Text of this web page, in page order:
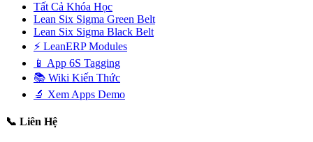
Tất Cả Khóa Học
Lean Six Sigma Green Belt
Lean Six Sigma Black Belt
⚡ LeanERP Modules
📱 App 6S Tagging
📚 Wiki Kiến Thức
🔬 Xem Apps Demo
📞 Liên Hệ